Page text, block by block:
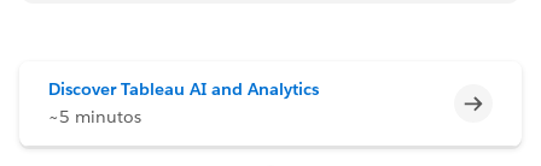
Discover Tableau AI and Analytics
~5 minutos